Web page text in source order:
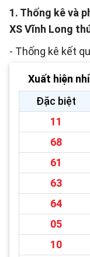
1. Thống kê và
XS Vĩnh Long
- Thống kê kết
Xuất hiện
Đặc biệt
11
68
61
63
64
05
10